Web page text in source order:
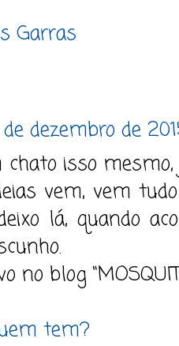
Garras
de dezembro de
isso
vem, vem
lá, quando
no blog
tem?